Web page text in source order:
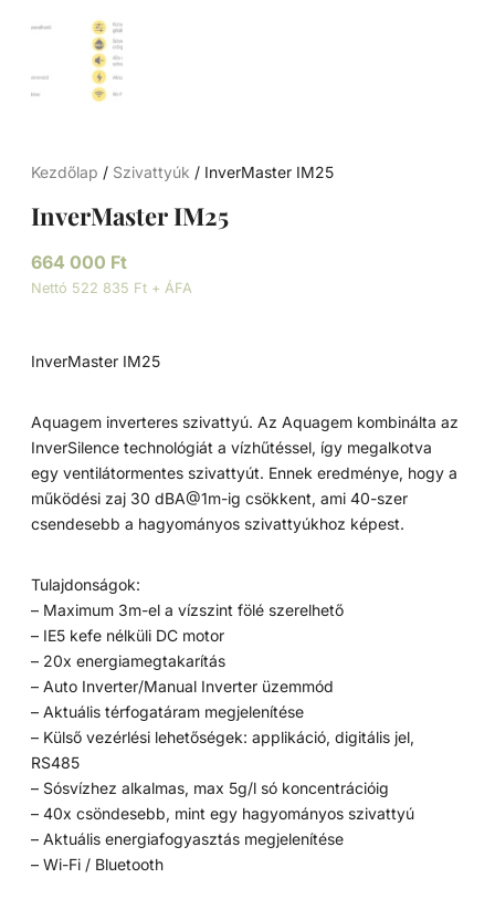
Kezdőlap / Szivattyúk / InverMaster IM25
InverMaster IM25
664 000 Ft
Nettó 522 835 Ft + ÁFA
InverMaster IM25
Aquagem inverteres szivattyú. Az Aquagem kombinálta az
InverSilence technológiát a vízhűtéssel, így megalkotva
egy ventilátormentes szivattyút. Ennek eredménye, hogy a
működési zaj 30 dBA@1m-ig csökkent, ami 40-szer
csendesebb a hagyományos szivattyúkhoz képest.
Tulajdonságok:
– Maximum 3m-el a vízszint fölé szerelhető
– IE5 kefe nélküli DC motor
– 20x energiamegtakarítás
– Auto Inverter/Manual Inverter üzemmód
– Aktuális térfogatáram megjelenítése
– Külső vezérlési lehetőségek: applikáció, digitális jel,
RS485
– Sósvízhez alkalmas, max 5g/l só koncentrációig
– 40x csöndesebb, mint egy hagyományos szivattyú
– Aktuális energiafogyasztás megjelenítése
– Wi-Fi / Bluetooth